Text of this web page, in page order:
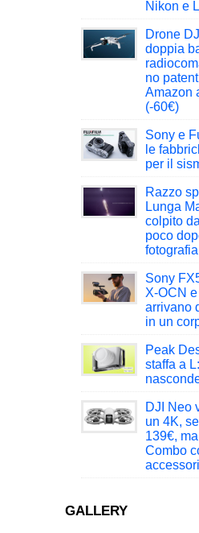
Nikon e
Drone
doppia
no
Amazon
(-60€)
Sony e
le
per il
Razzo
Lunga
colpito
poco
Sony
X-OCN
arrivano
in un
Peak
staffa a
DJI Neo
un 4K,
139€,
Combo
GALLERY